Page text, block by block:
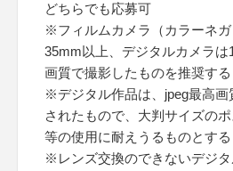
どちらでも応募可
※フィルムカメラ（カラーネ
35mm以上、デジタルカメラは
画質で撮影したものを推奨する
※デジタル作品は、jpeg最高画
されたもので、大判サイズの
等の使用に耐えうるものとする
※レンズ交換のできないデジ